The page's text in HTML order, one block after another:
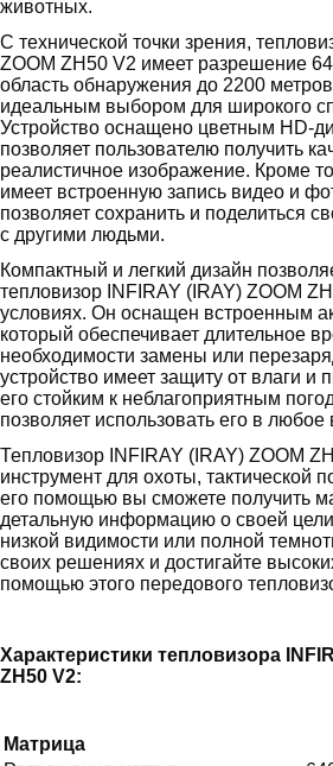
животных.
С технической точки зрения,
ZOOM ZH50 V2 имеет разрешение
область обнаружения до 2200
идеальным выбором для широкого
Устройство оснащено цветным HD-
позволяет пользователю получить
реалистичное изображение. Кроме
имеет встроенную запись видео и
позволяет сохранить и поделиться
с другими людьми.
Компактный и легкий дизайн
тепловизор INFIRAY (IRAY) ZOOM
условиях. Он оснащен встроенным
который обеспечивает длительное
необходимости замены или
устройство имеет защиту от влаги и
его стойким к неблагоприятным
позволяет использовать его в любое
Тепловизор INFIRAY (IRAY) ZOOM
инструмент для охоты, тактической
его помощью вы сможете получить
детальную информацию о своей
низкой видимости или полной
своих решениях и достигайте
помощью этого передового
Характеристики тепловизора
ZH50 V2:
Матрица